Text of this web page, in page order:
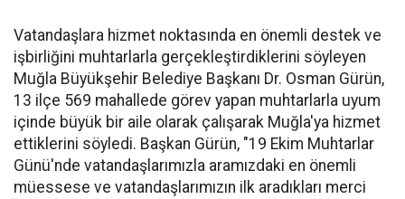
Vatandaşlara hizmet noktasında en önemli destek ve
işbirliğini muhtarlarla gerçekleştirdiklerini söyleyen
Muğla Büyükşehir Belediye Başkanı Dr. Osman Gürün,
13 ilçe 569 mahallede görev yapan muhtarlarla uyum
içinde büyük bir aile olarak çalışarak Muğla'ya hizmet
ettiklerini söyledi. Başkan Gürün, "19 Ekim Muhtarlar
Günü'nde vatandaşlarımızla aramızdaki en önemli
müessese ve vatandaşlarımızın ilk aradıkları merci